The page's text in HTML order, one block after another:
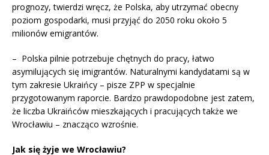
prognozy, twierdzi wręcz, że Polska, aby utrzymać obecny
poziom gospodarki, musi przyjąć do 2050 roku około 5
milionów emigrantów.
– Polska pilnie potrzebuje chętnych do pracy, łatwo
asymilujących się imigrantów. Naturalnymi kandydatami są w
tym zakresie Ukraińcy – pisze ZPP w specjalnie
przygotowanym raporcie. Bardzo prawdopodobne jest zatem,
że liczba Ukraińców mieszkających i pracujących także we
Wrocławiu – znacząco wzrośnie.
Jak się żyje we Wrocławiu?